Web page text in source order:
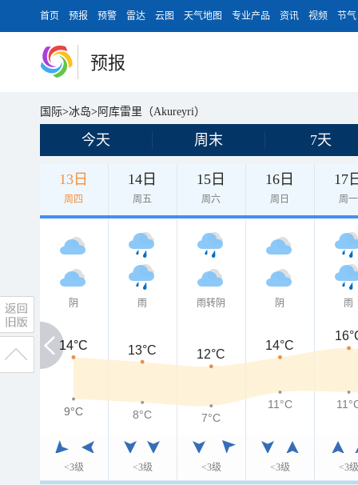
首页 预报 预警 雷达 云图 天气地图 专业产品 资讯 视频 节气
预报
国际>冰岛> 阿库雷里（Akureyri）
今天 周末 7天
13日
周四
14日
周五
15日
周六
16日
周日
17
周一
阴
<3级
雨
<3级
雨转阴
<3级
阴
<3级
雨
<3级
14°C
14°C 13°C 12°C
14°C
9°C
9°C 8°C 7°C
11°C